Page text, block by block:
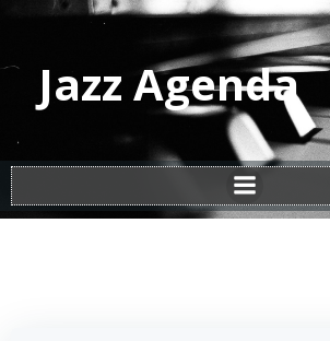
Vai
al
contenuto
Jazz Agenda